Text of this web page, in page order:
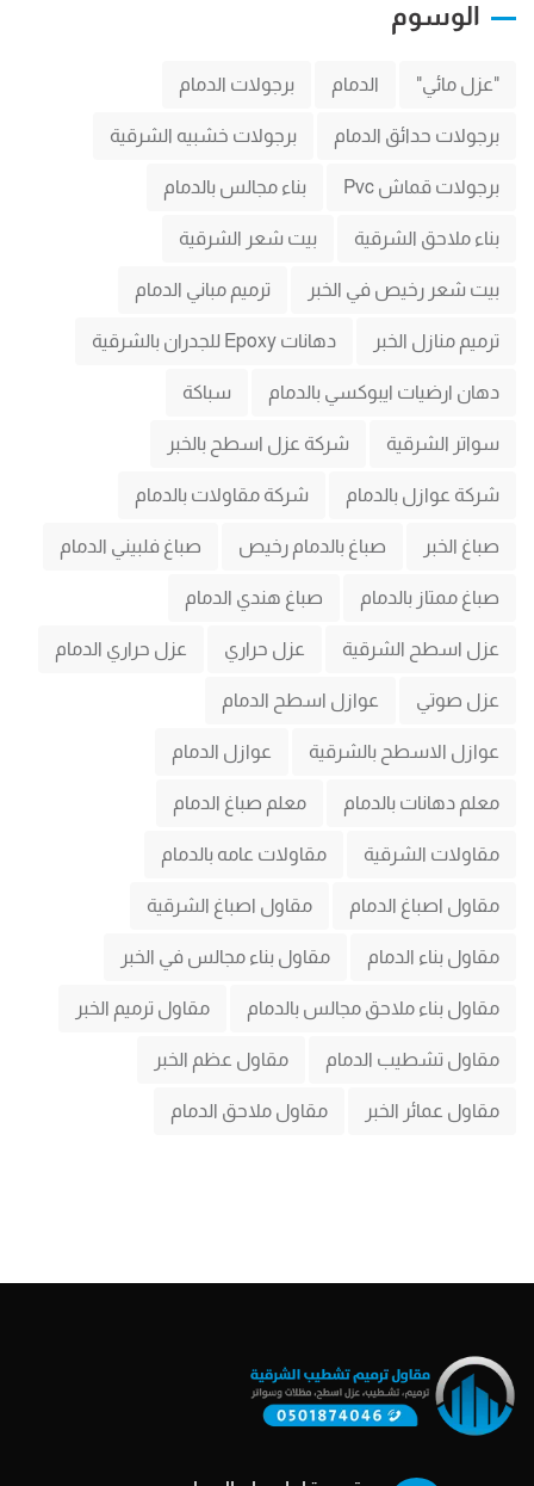
الوسوم
"عزل مائي" الدمام برجولات الدمام
برجولات حدائق الدمام برجولات خشبيه الشرقية
برجولات قماش Pvc بناء مجالس بالدمام
بناء ملاحق الشرقية بيت شعر الشرقية
بيت شعر رخيص في الخبر ترميم مباني الدمام
ترميم منازل الخبر دهانات Epoxy للجدران بالشرقية
دهان ارضيات ايبوكسي بالدمام سباكة
سواتر الشرقية شركة عزل اسطح بالخبر
شركة عوازل بالدمام شركة مقاولات بالدمام
صباغ الخبر صباغ بالدمام رخيص صباغ فلبيني الدمام
صباغ ممتاز بالدمام صباغ هندي الدمام
عزل اسطح الشرقية عزل حراري عزل حراري الدمام
عزل صوتي عوازل اسطح الدمام
عوازل الاسطح بالشرقية عوازل الدمام
معلم دهانات بالدمام معلم صباغ الدمام
مقاولات الشرقية مقاولات عامه بالدمام
مقاول اصباغ الدمام مقاول اصباغ الشرقية
مقاول بناء الدمام مقاول بناء مجالس في الخبر
مقاول بناء ملاحق مجالس بالدمام مقاول ترميم الخبر
مقاول تشطيب الدمام مقاول عظم الخبر
مقاول عمائر الخبر مقاول ملاحق الدمام